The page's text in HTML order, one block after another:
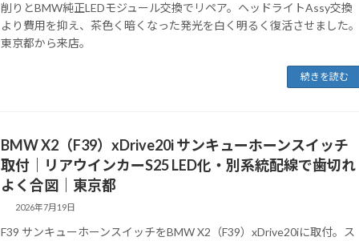
削りとBMW純正LEDモジュール交換でリペア。ヘッドライトAssy交換
より費用を抑え、茶色く暗くなった発光を白く明るく復活させました。
東京都から来店。
続きを読む
BMW X2（F39）xDrive20i サンキューホーンスイッチ
取付｜リアウインカーS25 LED化・別系統配線で歯切れ
よく合図｜東京都
2026年7月19日
F39 サンキューホーンスイッチをBMW X2（F39）xDrive20iに取付。ス